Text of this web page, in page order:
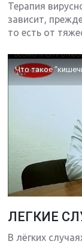
Терапия
зависит,
то есть от
Что такое
ЛЕГКИЕ
В лёгких